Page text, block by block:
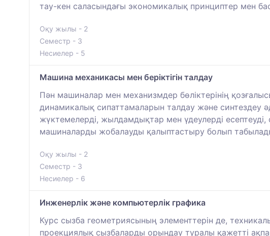
тау-кен саласындағы экономикалық принциптер мен
Оқу жылы - 2
Семестр - 3
Несиелер - 5
Машина механикасы мен беріктігін талдау
Пән машиналар мен механизмдер бөліктерінің
динамикалық сипаттамаларын талдау және синтездеу
жүктемелерді, жылдамдықтар мен үдеулерді
машиналарды жобалауды қалыптастыру болып
Оқу жылы - 2
Семестр - 3
Несиелер - 6
Инженерлік және компьютерлік графика
Курс сызба геометриясының элементтерін де,
проекциялық сызбаларды орындау туралы қажетті